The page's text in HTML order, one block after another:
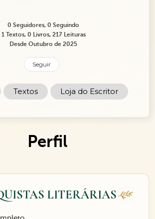
0 Seguidores, 0 Seguindo
1 Textos, 0 Livros, 217 Leituras
Desde Outubro de 2025
Seguir
Textos Loja do Escritor
Perfil
LITERÁRIAS